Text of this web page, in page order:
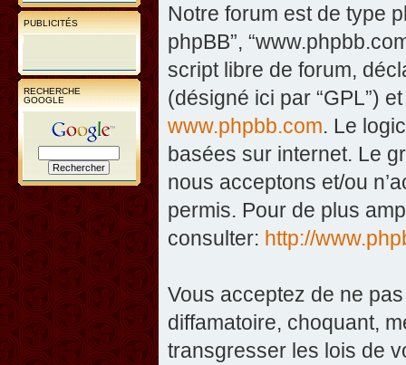
PUBLICITÉS
RECHERCHE
GOOGLE
Notre forum est de type
phpBB”,
script libre de forum,
(désigné ici par “GPL”)
www.phpbb.com. Le
basées sur internet. Le
nous acceptons et/ou
permis. Pour de plus
consulter: http://
Vous acceptez de ne
diffamatoire, choquant,
transgresser les lois de